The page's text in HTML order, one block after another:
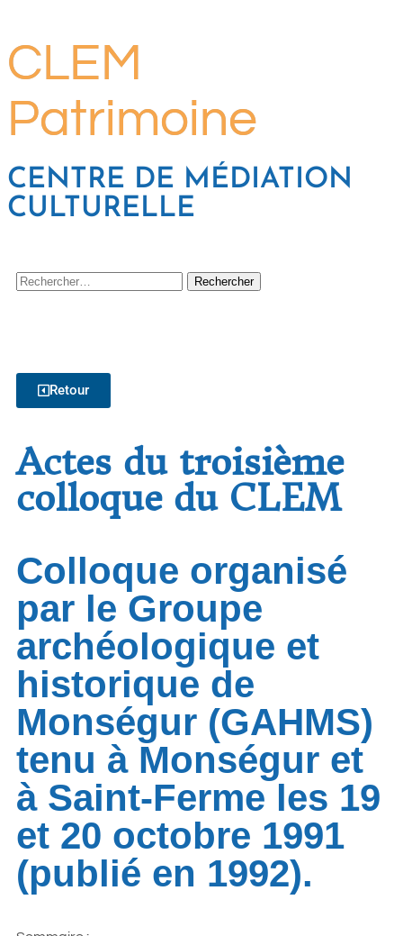
CLEM
Patrimoine
CENTRE DE MÉDIATION
CULTURELLE
Retour
Actes du troisième
colloque du CLEM
Colloque organisé
par le Groupe
archéologique et
historique de
Monségur (GAHMS)
tenu à Monségur et
à Saint-Ferme les 19
et 20 octobre 1991
(publié en 1992).